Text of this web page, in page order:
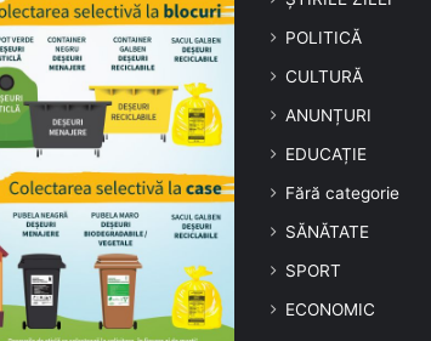
POLITICĂ
CULTURĂ
ANUNȚURI
EDUCAȚIE
Fără categorie
SĂNĂTATE
SPORT
ECONOMIC